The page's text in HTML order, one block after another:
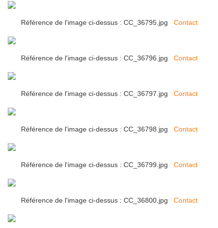
Référence de l'image ci-dessus : CC_36795.jpg Contact
Référence de l'image ci-dessus : CC_36796.jpg Contact
Référence de l'image ci-dessus : CC_36797.jpg Contact
Référence de l'image ci-dessus : CC_36798.jpg Contact
Référence de l'image ci-dessus : CC_36799.jpg Contact
Référence de l'image ci-dessus : CC_36800.jpg Contact